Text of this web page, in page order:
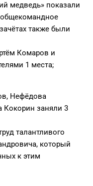
медведь» показали
общекомандное
также были
Комаров и
1 места;
Нефёдова
Кокорин заняли 3
талантливого
который
к этим